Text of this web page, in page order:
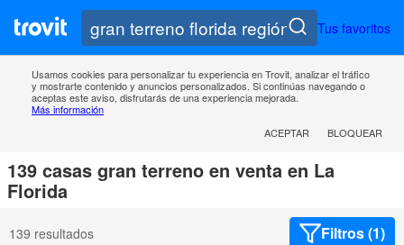
Tus favoritos
Usamos cookies para personalizar tu experiencia en Trovit, analizar el tráfico
y mostrarte contenido y anuncios personalizados. Si continúas navegando o
aceptas este aviso, disfrutarás de una experiencia mejorada.
Más información
ACEPTAR
BLOQUEAR
139 casas gran terreno en venta en La
Florida
139 resultados Filtros (1)